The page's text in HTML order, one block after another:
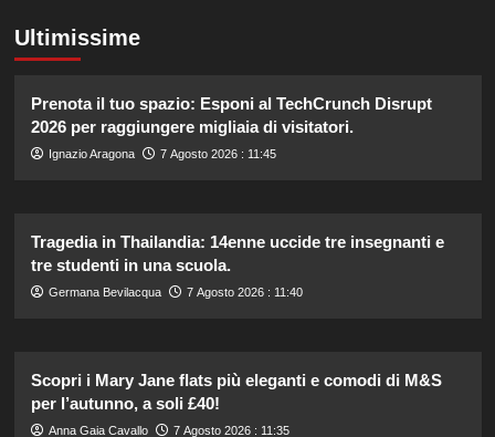
Ultimissime
Prenota il tuo spazio: Esponi al TechCrunch Disrupt
2026 per raggiungere migliaia di visitatori.
Ignazio Aragona 7 Agosto 2026 : 11:45
Tragedia in Thailandia: 14enne uccide tre insegnanti e
tre studenti in una scuola.
Germana Bevilacqua 7 Agosto 2026 : 11:40
Scopri i Mary Jane flats più eleganti e comodi di M&S
per l’autunno, a soli £40!
Anna Gaia Cavallo 7 Agosto 2026 : 11:35